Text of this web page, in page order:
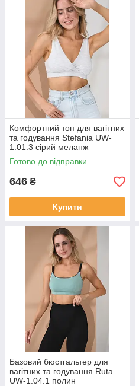
Комфортний топ для вагітних
та годування Stefania UW-
1.01.3 сірий меланж
Готово до відправки
646 ₴
Купити
Базовий бюстгальтер для
вагітних та годування Ruta
UW-1.04.1 полин